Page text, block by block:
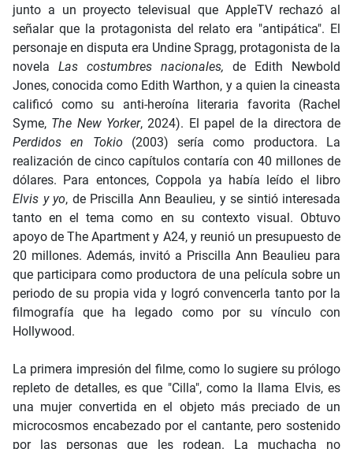
junto a un proyecto televisual que AppleTV rechazó al
señalar que la protagonista del relato era "antipática". El
personaje en disputa era Undine Spragg, protagonista de la
novela Las costumbres nacionales, de Edith Newbold
Jones, conocida como Edith Warthon, y a quien la cineasta
calificó como su anti-heroína literaria favorita (Rachel
Syme, The New Yorker, 2024). El papel de la directora de
Perdidos en Tokio (2003) sería como productora. La
realización de cinco capítulos contaría con 40 millones de
dólares. Para entonces, Coppola ya había leído el libro
Elvis y yo, de Priscilla Ann Beaulieu, y se sintió interesada
tanto en el tema como en su contexto visual. Obtuvo
apoyo de The Apartment y A24, y reunió un presupuesto de
20 millones. Además, invitó a Priscilla Ann Beaulieu para
que participara como productora de una película sobre un
periodo de su propia vida y logró convencerla tanto por la
filmografía que ha legado como por su vínculo con
Hollywood.
La primera impresión del filme, como lo sugiere su prólogo
repleto de detalles, es que "Cilla", como la llama Elvis, es
una mujer convertida en el objeto más preciado de un
microcosmos encabezado por el cantante, pero sostenido
por las personas que les rodean. La muchacha no